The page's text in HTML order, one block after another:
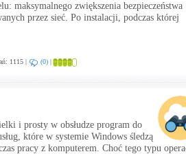
maksymalnego zwiększenia bezpieczeństwa
przez sieć. Po instalacji, podczas której
1115 | (0) |
i prosty w obsłudze program do
które w systemie Windows śledzą
pracy z komputerem. Choć tego typu